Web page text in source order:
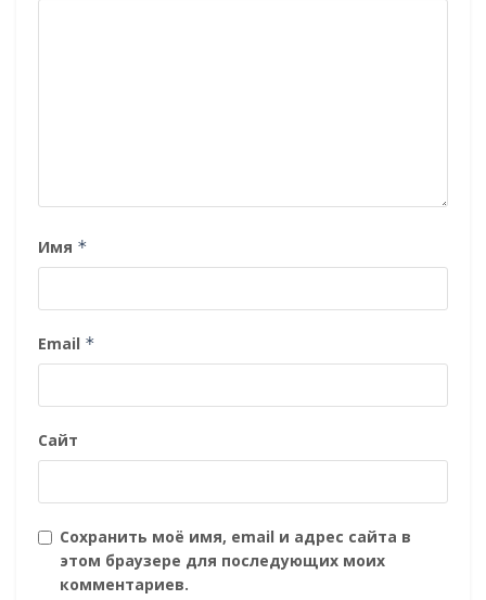
Имя *
Email *
Сайт
Сохранить моё имя, email и адрес сайта в
этом браузере для последующих моих
комментариев.